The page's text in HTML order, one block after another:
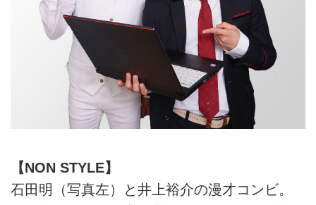
【NON STYLE】
石田明（写真左）と井上裕介の漫才コンビ。